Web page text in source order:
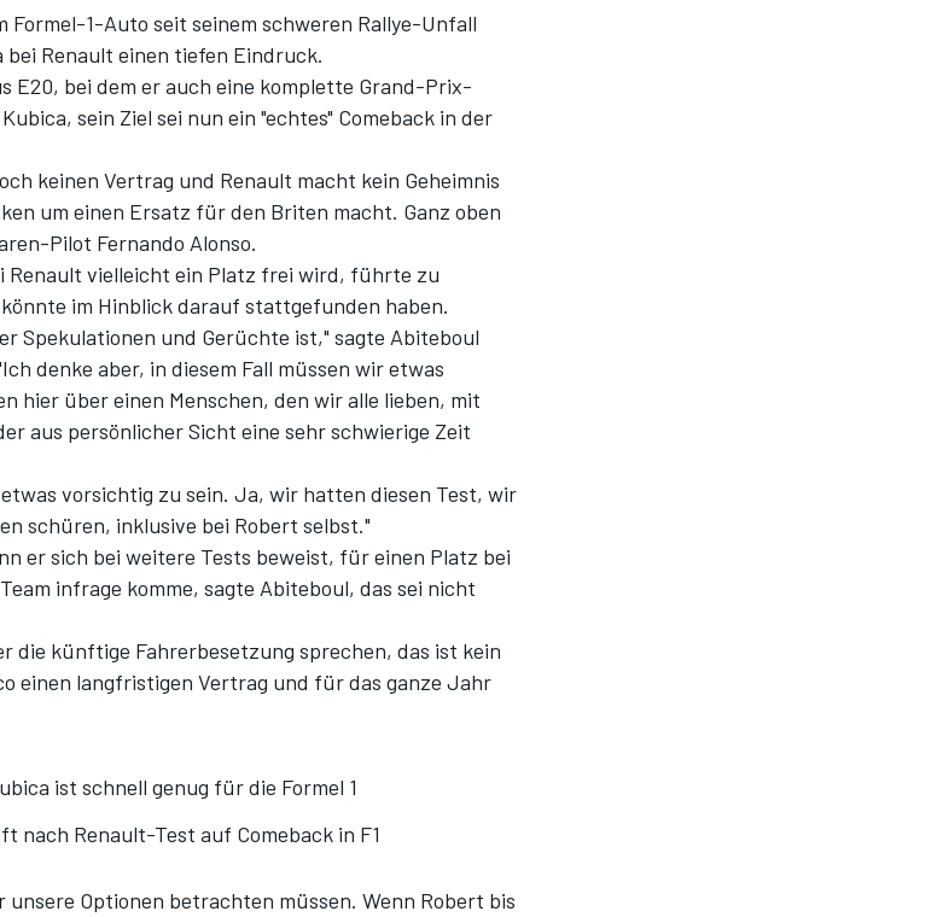
Formel-1-Auto seit seinem schweren Rallye-Unfall
bei Renault einen tiefen Eindruck.
E20, bei dem er auch eine komplette Grand-Prix-
sein Ziel sei nun ein "echtes" Comeback in der
keinen Vertrag und Renault macht kein Geheimnis
um einen Ersatz für den Briten macht. Ganz oben
Pilot Fernando Alonso.
Renault vielleicht ein Platz frei wird, führte zu
im Hinblick darauf stattgefunden haben.
Spekulationen und Gerüchte ist," sagte Abiteboul
denke aber, in diesem Fall müssen wir etwas
hier über einen Menschen, den wir alle lieben, mit
aus persönlicher Sicht eine sehr schwierige Zeit
vorsichtig zu sein. Ja, wir hatten diesen Test, wir
schüren, inklusive bei Robert selbst."
er sich bei weitere Tests beweist, für einen Platz bei
infrage komme, sagte Abiteboul, das sei nicht
die künftige Fahrerbesetzung sprechen, das ist kein
einen langfristigen Vertrag und für das ganze Jahr
ist schnell genug für die Formel 1
nach Renault-Test auf Comeback in F1
Optionen betrachten müssen. Wenn Robert bis